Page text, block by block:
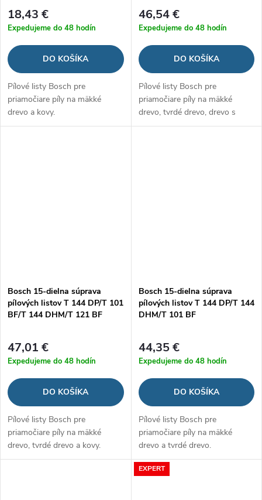
18,43 €
Expedujeme do 48 hodín
DO KOŠÍKA
Pílové listy Bosch pre
priamočiare píly na mäkké
drevo a kovy.
46,54 €
Expedujeme do 48 hodín
DO KOŠÍKA
Pílové listy Bosch pre
priamočiare píly na mäkké
drevo, tvrdé drevo, drevo s
kovmi a kovy.
Bosch 15-dielna súprava
pílových listov T 144 DP/T 101
BF/T 144 DHM/T 121 BF
47,01 €
Expedujeme do 48 hodín
DO KOŠÍKA
Pílové listy Bosch pre
priamočiare píly na mäkké
drevo, tvrdé drevo a kovy.
Bosch 15-dielna súprava
pílových listov T 144 DP/T 144
DHM/T 101 BF
44,35 €
Expedujeme do 48 hodín
DO KOŠÍKA
Pílové listy Bosch pre
priamočiare píly na mäkké
drevo a tvrdé drevo.
EXPERT